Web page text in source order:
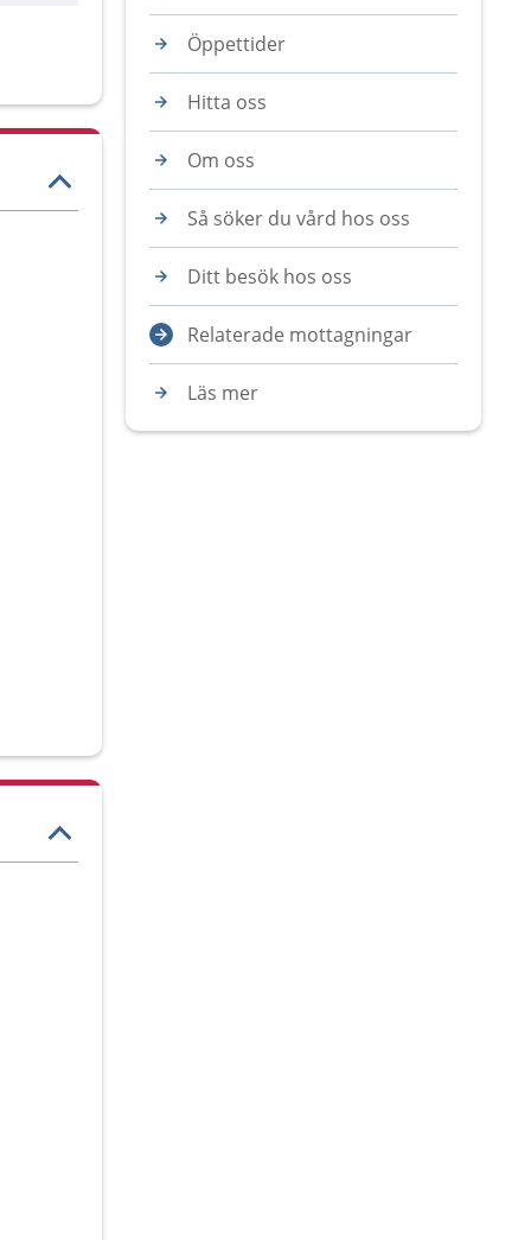
Öppettider
Hitta oss
Om oss
Så söker du vård hos oss
Ditt besök hos oss
Relaterade mottagningar
Läs mer